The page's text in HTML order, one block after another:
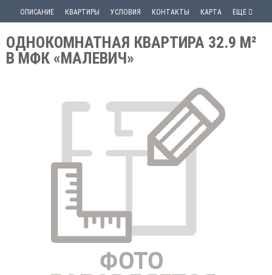
ОПИСАНИЕ КВАРТИРЫ УСЛОВИЯ КОНТАКТЫ КАРТА ЕЩЕ
ОДНОКОМНАТНАЯ КВАРТИРА 32.9 М²
В МФК «МАЛЕВИЧ»